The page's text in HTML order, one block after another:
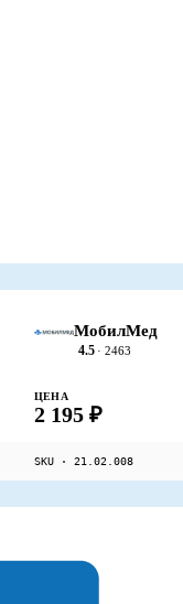
МобилМед
4.5 · 2463
ЦЕНА
2 195 ₽
SKU · 21.02.008